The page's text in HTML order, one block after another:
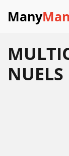
Many
NUELS